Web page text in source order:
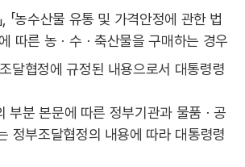
, 「농수산물 유통 및 가격안정에 관한 법
에 따른 농ㆍ수ㆍ축산물을 구매하는 경우
달협정에 규정된 내용으로서 대통령령
부분 본문에 따른 정부기관과 물품ㆍ공
정부조달협정의 내용에 따라 대통령령